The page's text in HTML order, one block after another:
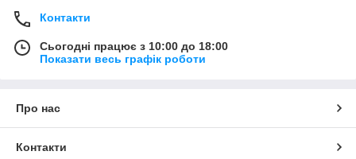
Контакти
Сьогодні працює з 10:00 до 18:00
Показати весь графік роботи
Про нас
Контакти